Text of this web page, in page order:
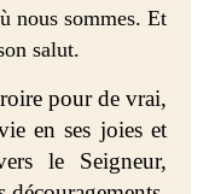
nous sommes. Et
salut.
pour de vrai,
en ses joies et
le Seigneur,